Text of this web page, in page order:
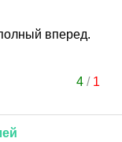
вперед.
4/ 1